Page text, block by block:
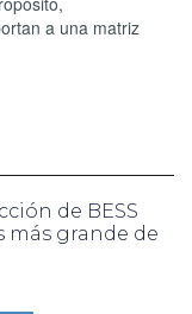
a una matriz
de BESS
más grande de